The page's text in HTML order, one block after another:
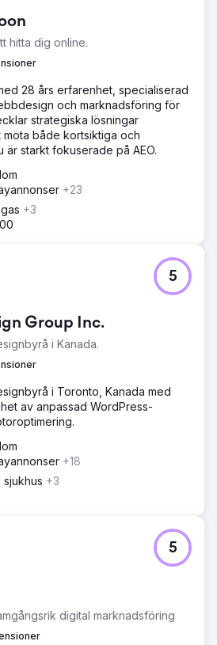
hitta dig online.
28 års erfarenhet, specialiserad
och marknadsföring för
strategiska lösningar
både kortsiktiga och
är starkt fokuserade på AEO.
+23
+3
Group Inc.
i Kanada.
5
i Toronto, Kanada med
av anpassad WordPress-
+18
sjukhus +3
digital marknadsföring
5